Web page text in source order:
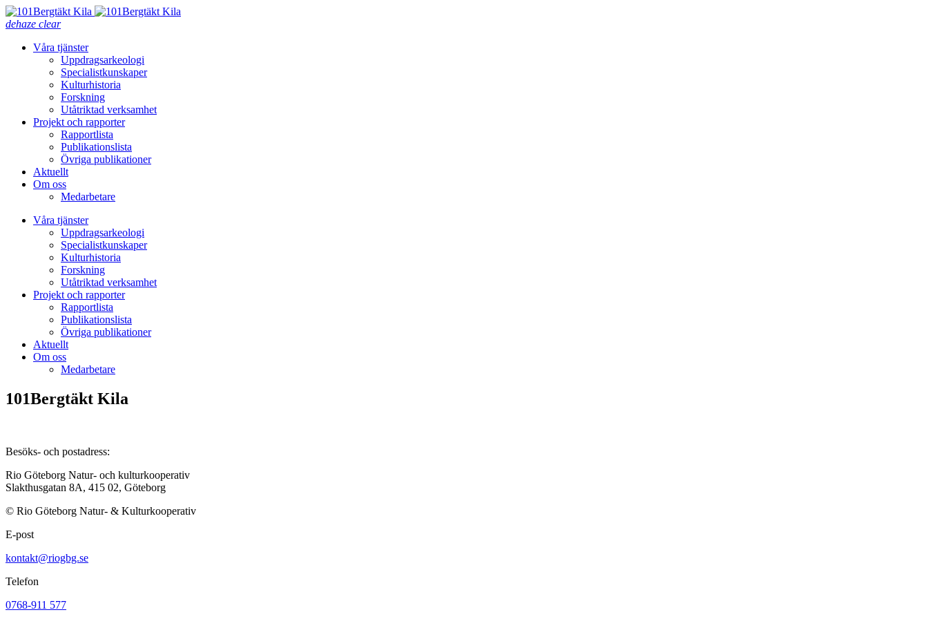
dehaze clear
Våra tjänster
Uppdragsarkeologi
Specialistkunskaper
Kulturhistoria
Forskning
Utåtriktad verksamhet
Projekt och rapporter
Rapportlista
Publikationslista
Övriga publikationer
Aktuellt
Om oss
Medarbetare
Våra tjänster
Uppdragsarkeologi
Specialistkunskaper
Kulturhistoria
Forskning
Utåtriktad verksamhet
Projekt och rapporter
Rapportlista
Publikationslista
Övriga publikationer
Aktuellt
Om oss
Medarbetare
101Bergtäkt Kila
Besöks- och postadress:
Rio Göteborg Natur- och kulturkooperativ
Slakthusgatan 8A, 415 02, Göteborg
© Rio Göteborg Natur- & Kulturkooperativ
E-post
kontakt@riogbg.se
Telefon
0768-911 577